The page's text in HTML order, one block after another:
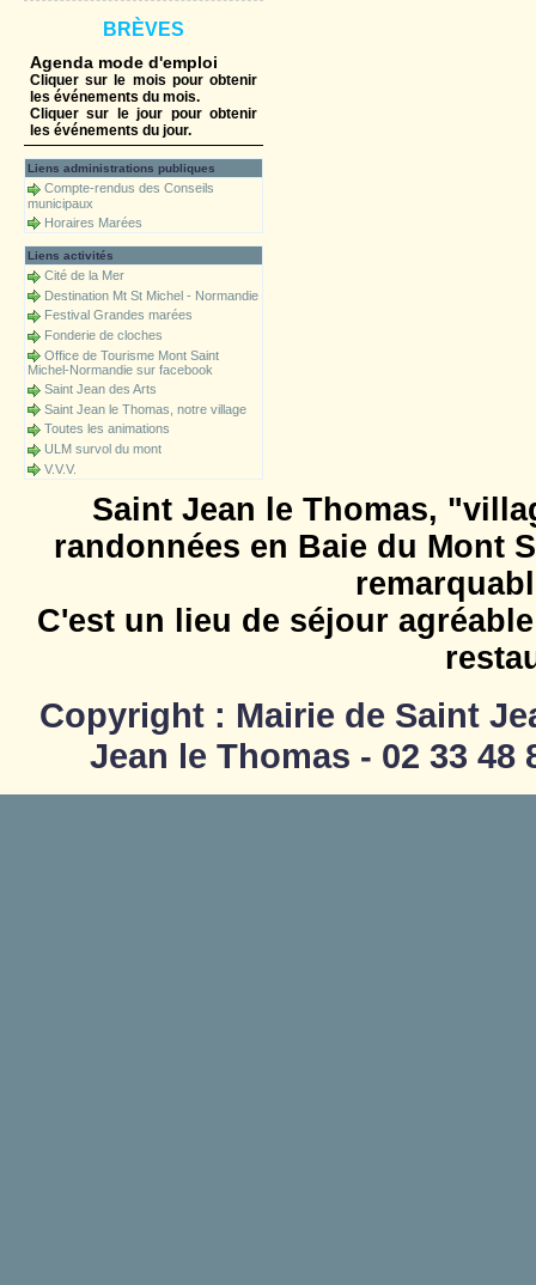
BRÈVES
Agenda mode d'emploi
Cliquer sur le mois pour obtenir
les événements du mois.
Cliquer sur le jour pour obtenir
les événements du jour.
Liens administrations publiques
Compte-rendus des Conseils
municipaux
Horaires Marées
Liens activités
Cité de la Mer
Destination Mt St Michel - Normandie
Festival Grandes marées
Fonderie de cloches
Office de Tourisme Mont Saint
Michel-Normandie sur facebook
Saint Jean des Arts
Saint Jean le Thomas, notre village
Toutes les animations
ULM survol du mont
V.V.V.
Saint Jean le Thomas,
randonnées en Baie du Mont
C'est un lieu de séjour
Copyright : Mairie de Saint
Jean le Thomas - 02 33